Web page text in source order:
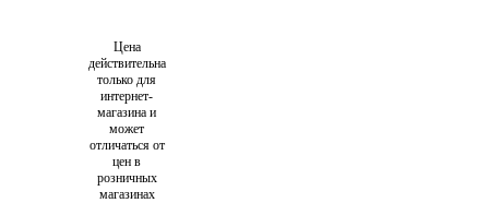
Цена
действительна
только для
интернет-
магазина и
может
отличаться от
цен в
розничных
магазинах